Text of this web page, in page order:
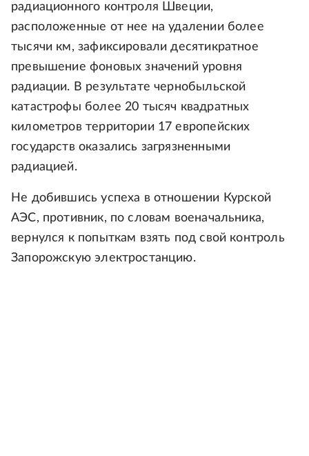
радиационного контроля Швеции,
расположенные от нее на удалении более
тысячи км, зафиксировали десятикратное
превышение фоновых значений уровня
радиации. В результате чернобыльской
катастрофы более 20 тысяч квадратных
километров территории 17 европейских
государств оказались загрязненными
радиацией.
Не добившись успеха в отношении Курской
АЭС, противник, по словам военачальника,
вернулся к попыткам взять под свой контроль
Запорожскую электростанцию.